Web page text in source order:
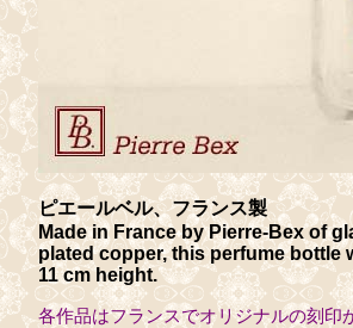
ピエールベル、フランス製
Made in France by Pierre-Bex of
plated copper, this perfume bottle
11 cm height.
各作品はフランスでオリジナルの刻印